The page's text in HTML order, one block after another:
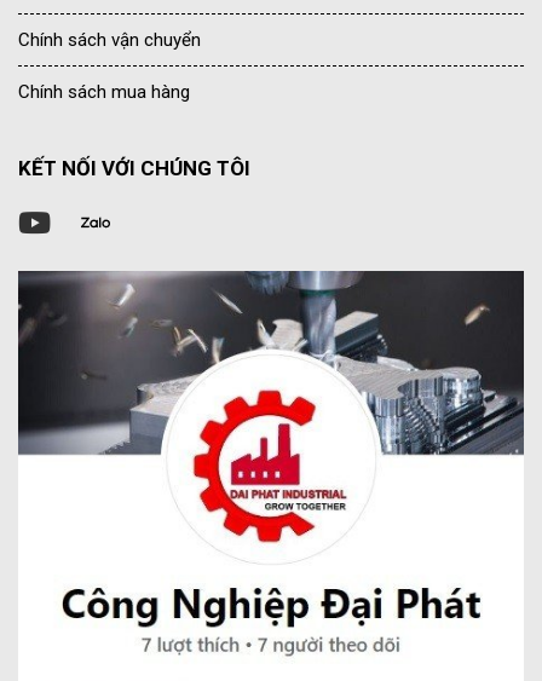
Chính sách vận chuyển
Chính sách mua hàng
KẾT NỐI VỚI CHÚNG TÔI